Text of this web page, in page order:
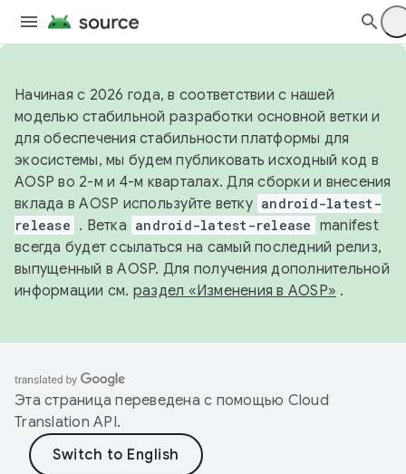
Начиная с 2026 года, в соответствии с нашей
моделью стабильной разработки основной ветки и
для обеспечения стабильности платформы для
экосистемы, мы будем публиковать исходный код в
AOSP во 2-м и 4-м кварталах. Для сборки и внесения
вклада в AOSP используйте ветку android-latest-
release . Ветка android-latest-release manifest
всегда будет ссылаться на самый последний релиз,
выпущенный в AOSP. Для получения дополнительной
информации см. раздел «Изменения в AOSP» .
Эта страница переведена с помощью Cloud
Translation API.